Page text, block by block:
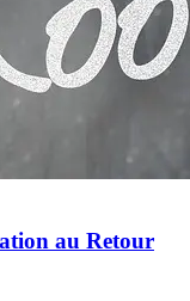
au Retour